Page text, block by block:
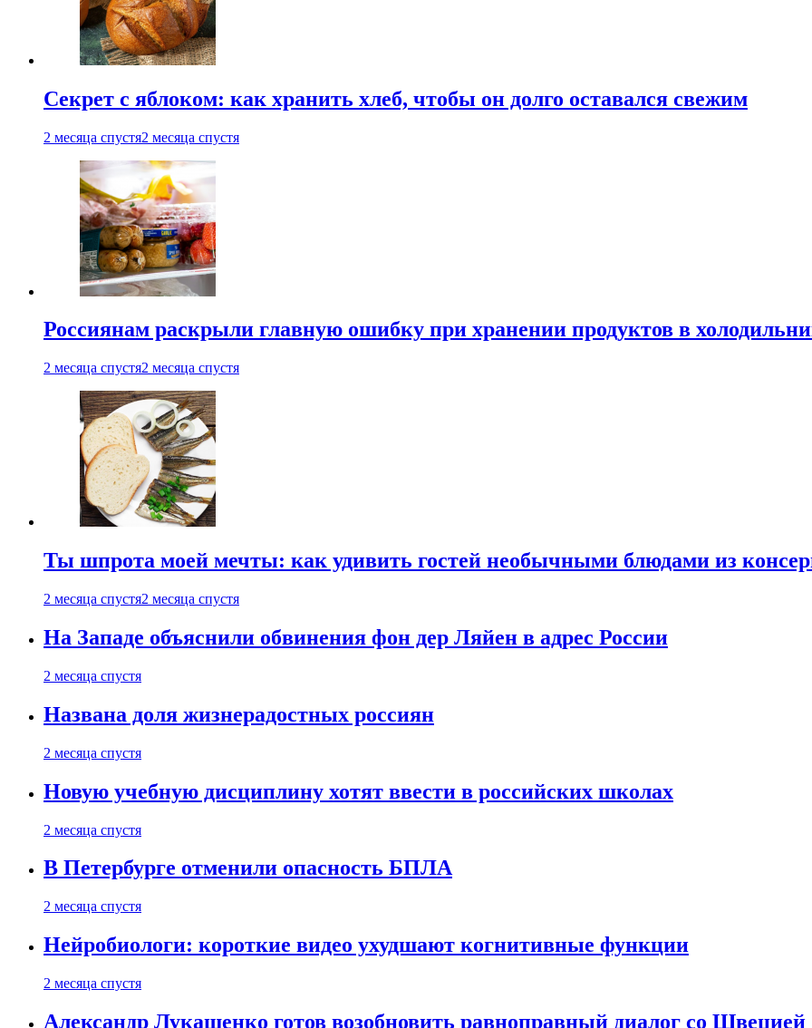
Секрет с яблоком: как хранить хлеб, чтобы он долго оставался свежим
2 месяца спустя2 месяца спустя
Россиянам раскрыли главную ошибку при хранении продуктов в
2 месяца спустя2 месяца спустя
Ты шпрота моей мечты: как удивить гостей необычными блюдами из
2 месяца спустя2 месяца спустя
На Западе объяснили обвинения фон дер Ляйен в адрес России
2 месяца спустя
Названа доля жизнерадостных россиян
2 месяца спустя
Новую учебную дисциплину хотят ввести в российских школах
2 месяца спустя
В Петербурге отменили опасность БПЛА
2 месяца спустя
Нейробиологи: короткие видео ухудшают когнитивные функции
2 месяца спустя
Александр Лукашенко готов возобновить равноправный диалог со Швецией